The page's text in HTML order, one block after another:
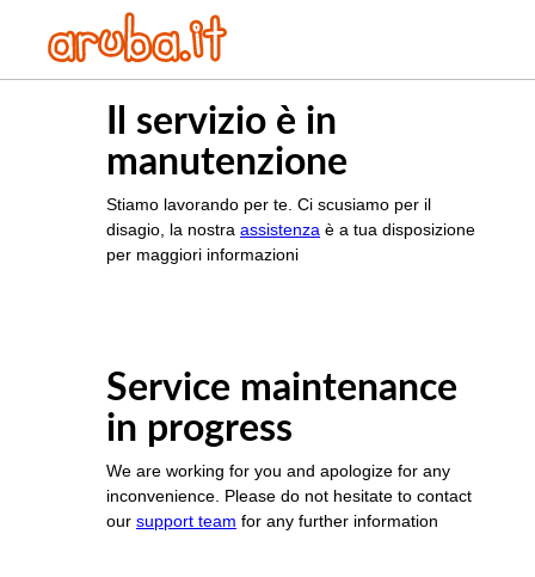
Il servizio è in
manutenzione
Stiamo lavorando per te. Ci scusiamo per il
disagio, la nostra assistenza è a tua disposizione
per maggiori informazioni
Service maintenance
in progress
We are working for you and apologize for any
inconvenience. Please do not hesitate to contact
our support team for any further information